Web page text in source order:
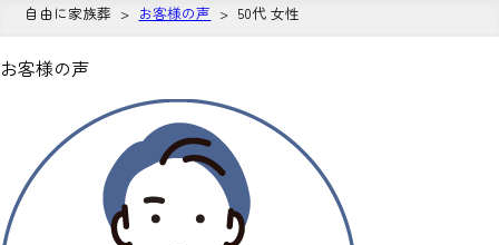
自由に家族葬 お客様の声 50代 女性
お客様の声